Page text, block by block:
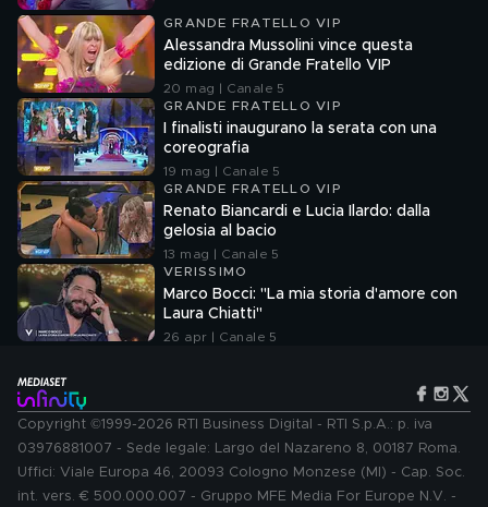
GRANDE FRATELLO VIP
Alessandra Mussolini vince questa
edizione di Grande Fratello VIP
20 mag | Canale 5
GRANDE FRATELLO VIP
I finalisti inaugurano la serata con una
coreografia
19 mag | Canale 5
GRANDE FRATELLO VIP
Renato Biancardi e Lucia Ilardo: dalla
gelosia al bacio
13 mag | Canale 5
VERISSIMO
Marco Bocci: "La mia storia d'amore con
Laura Chiatti"
26 apr | Canale 5
Copyright ©1999-2026 RTI Business Digital - RTI S.p.A.: p. iva
03976881007 - Sede legale: Largo del Nazareno 8, 00187 Roma.
Uffici: Viale Europa 46, 20093 Cologno Monzese (MI) - Cap. Soc.
int. vers. € 500.000.007 - Gruppo MFE Media For Europe N.V. -